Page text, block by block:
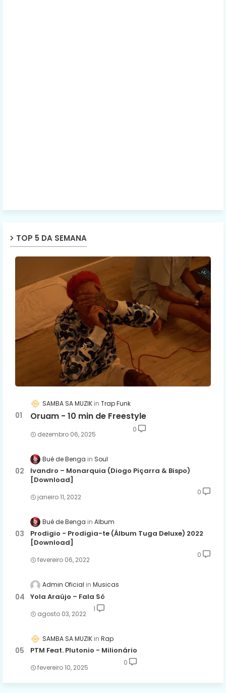
TOP 5 DA SEMANA
SAMBA SA MUZIK Trap Funk
Oruam - 10 min de Freestyle
dezembro 06, 2025
0
Bué de Benga Soul
Ivandro – Monarquia (Diogo Piçarra & Bispo)
[Download]
janeiro 11, 2022
0
Bué de Benga Album
Prodigio - Prodigia-te (Álbum Tuga Deluxe) 2022
[Download]
fevereiro 06, 2022
0
Admin Oficial Musicas
Yola Araújo – Fala Só
agosto 03, 2022
1
SAMBA SA MUZIK Rap
PTM Feat. Plutonio - Milionário
fevereiro 10, 2025
0